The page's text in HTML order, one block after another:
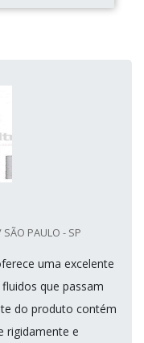
SÃO PAULO - SP
uma excelente
que passam
do produto contém
rigidamente e